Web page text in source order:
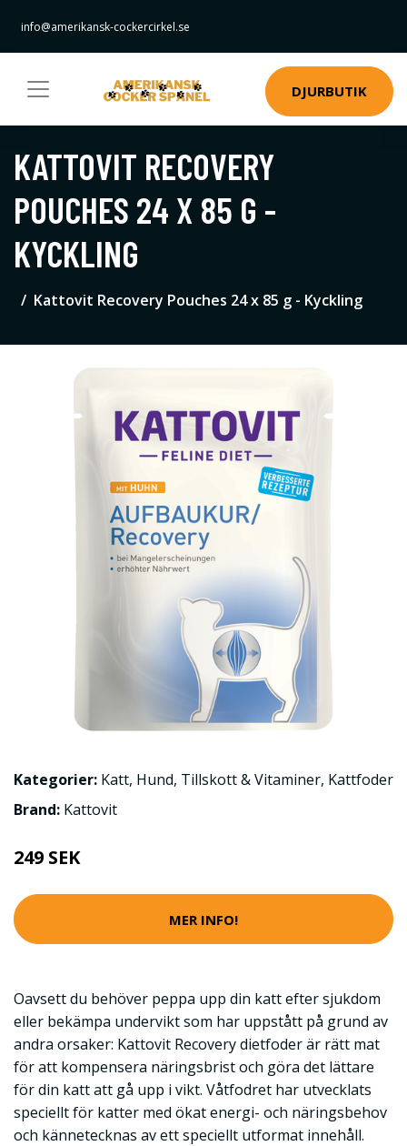
info@amerikansk-cockercirkel.se
DJURBUTIK
KATTOVIT RECOVERY
POUCHES 24 X 85 G -
KYCKLING
Kattovit Recovery Pouches 24 x 85 g - Kyckling
Kategorier: Katt, Hund, Tillskott & Vitaminer, Kattfoder
Brand: Kattovit
249 SEK
MER INFO!
Oavsett du behöver peppa upp din katt efter sjukdom
eller bekämpa undervikt som har uppstått på grund av
andra orsaker: Kattovit Recovery dietfoder är rätt mat
för att kompensera näringsbrist och göra det lättare
för din katt att gå upp i vikt. Våtfodret har utvecklats
speciellt för katter med ökat energi- och näringsbehov
och kännetecknas av ett speciellt utformat innehåll.